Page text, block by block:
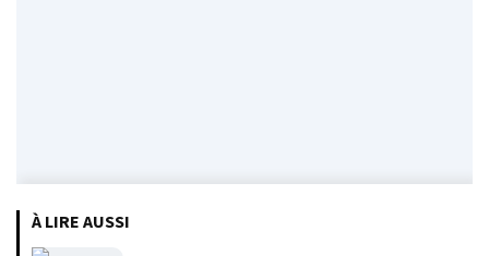
À LIRE AUSSI